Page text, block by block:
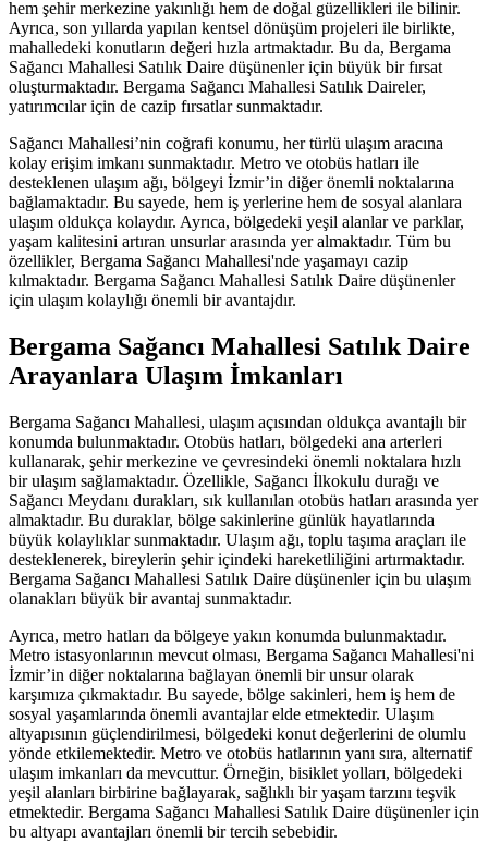
hem şehir merkezine yakınlığı hem de doğal güzellikleri ile bilinir.
Ayrıca, son yıllarda yapılan kentsel dönüşüm projeleri ile birlikte,
mahalledeki konutların değeri hızla artmaktadır. Bu da, Bergama
Sağancı Mahallesi Satılık Daire düşünenler için büyük bir fırsat
oluşturmaktadır. Bergama Sağancı Mahallesi Satılık Daireler,
yatırımcılar için de cazip fırsatlar sunmaktadır.
Sağancı Mahallesi’nin coğrafi konumu, her türlü ulaşım aracına
kolay erişim imkanı sunmaktadır. Metro ve otobüs hatları ile
desteklenen ulaşım ağı, bölgeyi İzmir’in diğer önemli noktalarına
bağlamaktadır. Bu sayede, hem iş yerlerine hem de sosyal alanlara
ulaşım oldukça kolaydır. Ayrıca, bölgedeki yeşil alanlar ve parklar,
yaşam kalitesini artıran unsurlar arasında yer almaktadır. Tüm bu
özellikler, Bergama Sağancı Mahallesi'nde yaşamayı cazip
kılmaktadır. Bergama Sağancı Mahallesi Satılık Daire düşünenler
için ulaşım kolaylığı önemli bir avantajdır.
Bergama Sağancı Mahallesi Satılık Daire
Arayanlara Ulaşım İmkanları
Bergama Sağancı Mahallesi, ulaşım açısından oldukça avantajlı bir
konumda bulunmaktadır. Otobüs hatları, bölgedeki ana arterleri
kullanarak, şehir merkezine ve çevresindeki önemli noktalara hızlı
bir ulaşım sağlamaktadır. Özellikle, Sağancı İlkokulu durağı ve
Sağancı Meydanı durakları, sık kullanılan otobüs hatları arasında yer
almaktadır. Bu duraklar, bölge sakinlerine günlük hayatlarında
büyük kolaylıklar sunmaktadır. Ulaşım ağı, toplu taşıma araçları ile
desteklenerek, bireylerin şehir içindeki hareketliliğini artırmaktadır.
Bergama Sağancı Mahallesi Satılık Daire düşünenler için bu ulaşım
olanakları büyük bir avantaj sunmaktadır.
Ayrıca, metro hatları da bölgeye yakın konumda bulunmaktadır.
Metro istasyonlarının mevcut olması, Bergama Sağancı Mahallesi'ni
İzmir’in diğer noktalarına bağlayan önemli bir unsur olarak
karşımıza çıkmaktadır. Bu sayede, bölge sakinleri, hem iş hem de
sosyal yaşamlarında önemli avantajlar elde etmektedir. Ulaşım
altyapısının güçlendirilmesi, bölgedeki konut değerlerini de olumlu
yönde etkilemektedir. Metro ve otobüs hatlarının yanı sıra, alternatif
ulaşım imkanları da mevcuttur. Örneğin, bisiklet yolları, bölgedeki
yeşil alanları birbirine bağlayarak, sağlıklı bir yaşam tarzını teşvik
etmektedir. Bergama Sağancı Mahallesi Satılık Daire düşünenler için
bu altyapı avantajları önemli bir tercih sebebidir.